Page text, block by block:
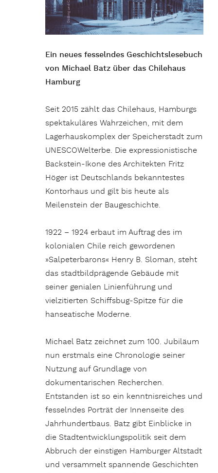
Ein neues fesselndes Geschichtslesebuch
von Michael Batz über das Chilehaus
Hamburg
Seit 2015 zählt das Chilehaus, Hamburgs
spektakuläres Wahrzeichen, mit dem
Lagerhauskomplex der Speicherstadt zum
UNESCOWelterbe. Die expressionistische
Backstein-Ikone des Architekten Fritz
Höger ist Deutschlands bekanntestes
Kontorhaus und gilt bis heute als
Meilenstein der Baugeschichte.
1922 – 1924 erbaut im Auftrag des im
kolonialen Chile reich gewordenen
»Salpeterbarons« Henry B. Sloman, steht
das stadtbildprägende Gebäude mit
seiner genialen Linienführung und
vielzitierten Schiffsbug-Spitze für die
hanseatische Moderne.
Michael Batz zeichnet zum 100. Jubiläum
nun erstmals eine Chronologie seiner
Nutzung auf Grundlage von
dokumentarischen Recherchen.
Entstanden ist so ein kenntnisreiches und
fesselndes Porträt der Innenseite des
Jahrhundertbaus. Batz gibt Einblicke in
die Stadtentwicklungspolitik seit dem
Abbruch der einstigen Hamburger Altstadt
und versammelt spannende Geschichten